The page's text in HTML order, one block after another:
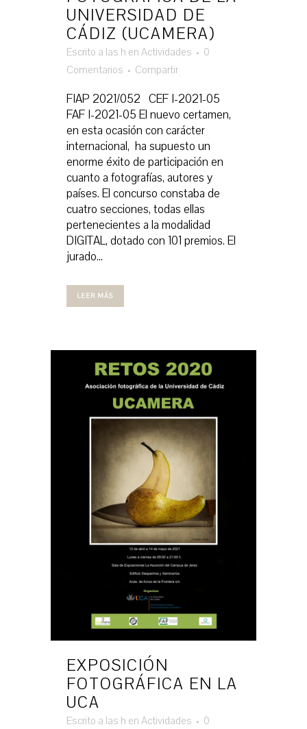
UNIVERSIDAD DE
CÁDIZ (UCAMERA)
Escrito a las h en Actividades
0
Comentarios
Compartir
FIAP 2021/052 CEF I-2021-05
FAF I-2021-05 El nuevo certamen,
en esta ocasión con carácter
internacional, ha supuesto un
enorme éxito de participación en
cuanto a fotografías, autores y
países. El concurso constaba de
cuatro secciones, todas ellas
pertenecientes a la modalidad
DIGITAL, dotado con 101 premios. El
jurado...
LEER MÁS
EXPOSICIÓN
FOTOGRÁFICA EN LA
UCA
Escrito a las h en Actividades
0